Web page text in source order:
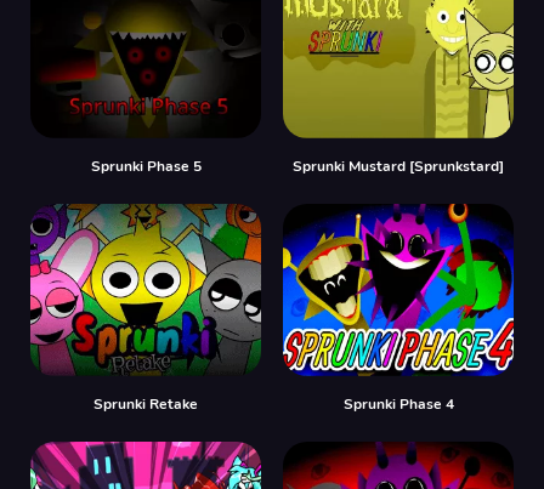
Sprunki Phase 5 Sprunki Mustard [Sprunkstard]
Sprunki Retake Sprunki Phase 4